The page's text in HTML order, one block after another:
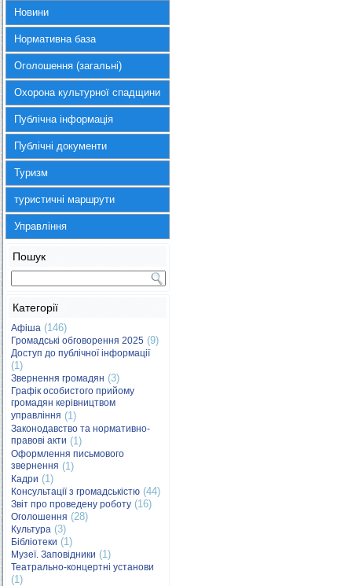
Новини
Нормативна база
Оголошення (загальні)
Охорона культурної спадщини
Публічна інформація
Публічні документи
Туризм
туристичні маршрути
Управління
Пошук
Категорії
Афіша (146)
Громадські обговорення 2025 (9)
Доступ до публічної інформації
(1)
Звернення громадян (3)
Графік особистого прийому
громадян керівництвом
управління (1)
Законодавство та нормативно-
правові акти (1)
Оформлення письмового
звернення (1)
Кадри (1)
Консультації з громадськістю (44)
Звіт про проведену роботу (16)
Оголошення (28)
Культура (3)
Бібліотеки (1)
Музеї. Заповідники (1)
Театрально-концертні установи
(1)